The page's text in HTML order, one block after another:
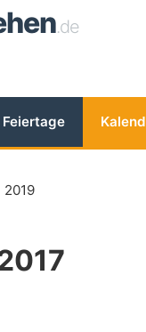
.de
Feiertage
2019